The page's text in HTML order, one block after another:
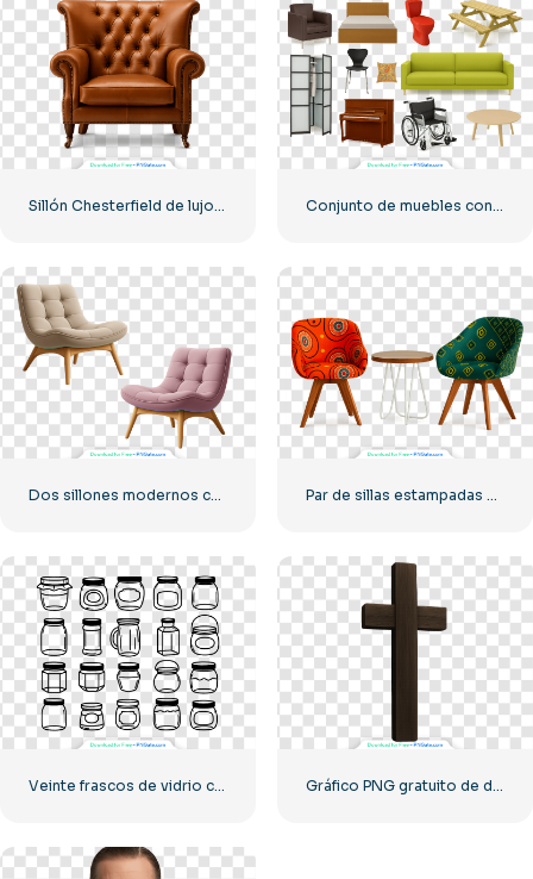
Sillón Chesterfield de lujo en cuero marrón intenso, PNG gratis Conjunto de muebles con sofá, silla, cama, inodoro y mesa PNG gratis
Dos sillones modernos con patas de madera PNG gratis Par de sillas estampadas y mesa auxiliar de madera PNG gratis